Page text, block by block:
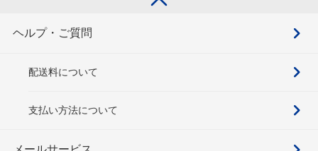
ヘルプ・ご質問
配送料について
支払い方法について